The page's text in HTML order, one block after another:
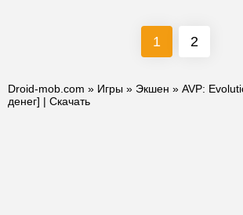
1 2
Droid-mob.com » Игры » Экшен » AVP:
денег] | Скачать